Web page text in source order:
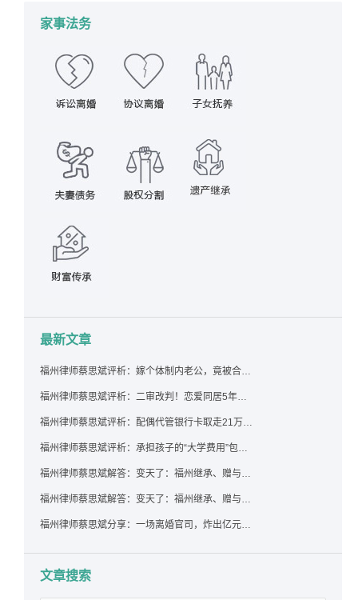
家事法务
最新文章
福州律师蔡思斌评析：嫁个体制内老公，竟被合伙设局背上近百万债务，婚前不查征信真要命！
福州律师蔡思斌评析：二审改判！恋爱同居5年为女友买车，分手后能要回吗？
福州律师蔡思斌评析：配偶代管银行卡取走21万，离婚后这笔钱还要得回来吗？
福州律师蔡思斌评析：承担孩子的“大学费用”包括高额留学费用吗？
福州律师蔡思斌解答：变天了：福州继承、赠与房产转让要收20%个税？福州国税官方回复来了！
福州律师蔡思斌解答：变天了：福州继承、赠与房产转让要收20%个税？福州国税官方回答来了！
福州律师蔡思斌分享：一场离婚官司，炸出亿元“糊涂账”：本想分割家产，结果“自爆”了家底
文章搜索